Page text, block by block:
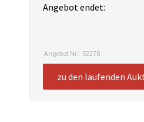
Angebot endet:
Angebot Nr.: 52278
zu den laufenden